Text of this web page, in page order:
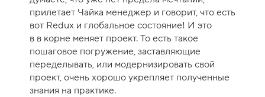
прилетает Чайка менеджер и говорит, что есть
вот Redux и глобальное состояние! И это
в в корне меняет проект. То есть такое
пошаговое погружение, заставляющие
переделывать, или модернизировать свой
проект, очень хорошо укрепляет полученные
знания на практике.